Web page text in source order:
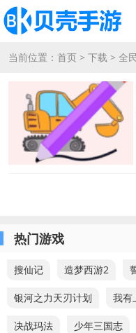
当前位置： 首页> 下载 > 全
热门游戏
搜仙记 造梦西游2
银河之力天刃计划 我有
决战玛法 少年三国志